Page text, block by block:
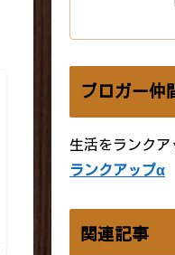
ブロガー仲
生活をランクア
ランクアップα
関連記事